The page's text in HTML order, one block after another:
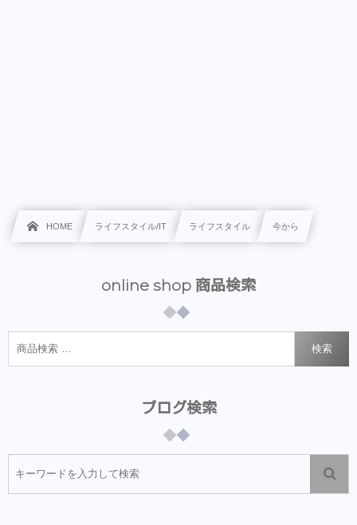
HOME ライフスタイル/IT ライフスタイル 今から
online shop 商品検索
検索
ブログ検索